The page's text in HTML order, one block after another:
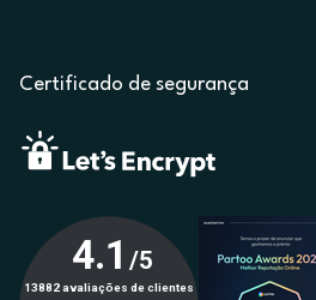
Certificado de segurança